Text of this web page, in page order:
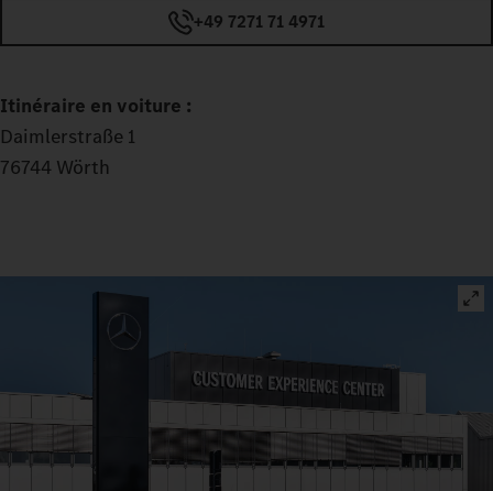
+49 7271 71 4971
Itinéraire en voiture :
Daimlerstraße 1
76744 Wörth